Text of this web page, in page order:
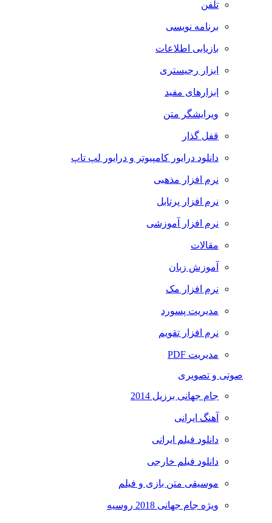
برنامه نویسی
بازیابی اطلاعات
ابزار رجیستری
ابزارهای مفید
ویرایشگر متن
قفل گذار
دانلود درایور کامپیوتر و درایور لپ تاپ
نرم افزار مذهبی
نرم افزار پرتابل
نرم افزار آموزشی
مقالات
آموزش زبان
نرم افزار مک
مدیریت پسورد
نرم افزار تقویم
مدیریت PDF
صوتی و تصویری
جام جهانی برزیل 2014
آهنگ ایرانی
دانلود فیلم ایرانی
دانلود فیلم خارجی
موسیقی متن بازی و فیلم
ویژه جام جهانی 2018 روسیه